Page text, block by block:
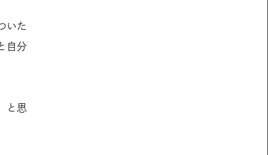
いた
自分
と思